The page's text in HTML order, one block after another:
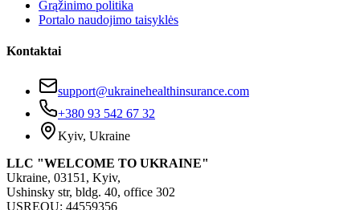
Grąžinimo politika
Portalo naudojimo taisyklės
Kontaktai
support@ukrainehealthinsurance.com
+380 93 542 67 32
Kyiv, Ukraine
LLC "WELCOME TO UKRAINE"
Ukraine, 03151, Kyiv,
Ushinsky str, bldg. 40, office 302
USREOU: 44559356